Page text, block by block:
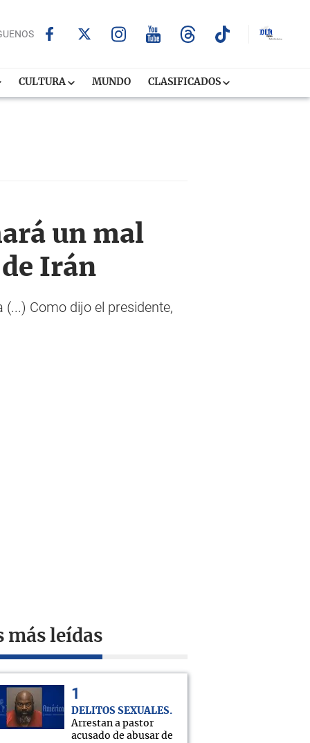
CULTURA MUNDO CLASIFICADOS
un mal
Irán
Como dijo el presidente,
más leídas
DELITOS SEXUALES
Arrestan a pastor
acusado de abusar de